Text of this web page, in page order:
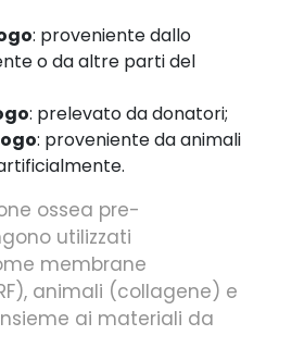
: proveniente dallo
o da altre parti del
: prelevato da donatori;
: proveniente da animali
ossea pre-
utilizzati
membrane
animali (collagene) e
ai materiali da